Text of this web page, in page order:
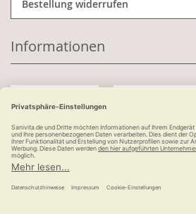
Bestellung widerrufen
Informationen
Kauf auf Rechnung